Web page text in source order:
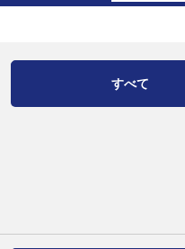
すべて